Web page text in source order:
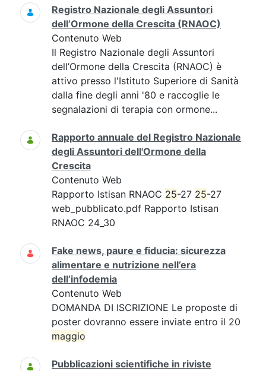
Registro Nazionale degli Assuntori
dell’Ormone della Crescita (RNAOC)
Contenuto Web
Il Registro Nazionale degli Assuntori
dell’Ormone della Crescita (RNAOC) è
attivo presso l'Istituto Superiore di Sanità
dalla fine degli anni '80 e raccoglie le
segnalazioni di terapia con ormone...
Rapporto annuale del Registro Nazionale
degli Assuntori dell'Ormone della
Crescita
Contenuto Web
Rapporto Istisan RNAOC 25-27 25-27
web_pubblicato.pdf Rapporto Istisan
RNAOC 24_30
Fake news, paure e fiducia: sicurezza
alimentare e nutrizione nell’era
dell’infodemia
Contenuto Web
DOMANDA DI ISCRIZIONE Le proposte di
poster dovranno essere inviate entro il 20
maggio
Pubblicazioni scientifiche in riviste